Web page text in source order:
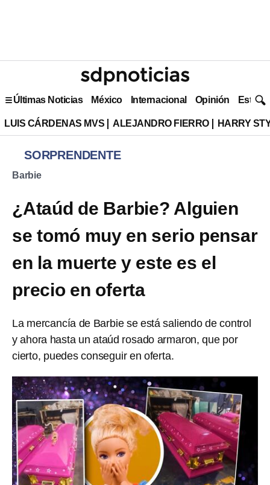
Últimas Noticias México Internacional Opinión Estilo
LUIS CÁRDENAS MVS ALEJANDRO FIERRO HARRY
SORPRENDENTE
Barbie
¿Ataúd de Barbie? Alguien
se tomó muy en serio pensar
en la muerte y este es el
precio en oferta
La mercancía de Barbie se está saliendo de control
y ahora hasta un ataúd rosado armaron, que por
cierto, puedes conseguir en oferta.